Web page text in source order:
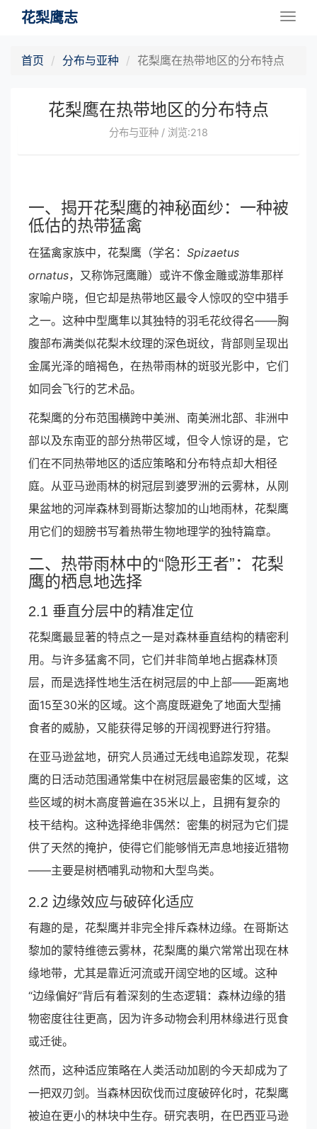
花梨鹰志
首页 分布与亚种 花梨鹰在热带地区的分布特点
花梨鹰在热带地区的分布特点
分布与亚种 / 浏览:218
一、揭开花梨鹰的神秘面纱：一种被
低估的热带猛禽
在猛禽家族中，花梨鹰（学名： Spizaetus
ornatus，又称饰冠鹰雕）或许不像金雕或游隼那样
家喻户晓，但它却是热带地区最令人惊叹的空中猎手
之一。这种中型鹰隼以其独特的羽毛花纹得名——胸
腹部布满类似花梨木纹理的深色斑纹，背部则呈现出
金属光泽的暗褐色，在热带雨林的斑驳光影中，它们
如同会飞行的艺术品。
花梨鹰的分布范围横跨中美洲、南美洲北部、非洲中
部以及东南亚的部分热带区域，但令人惊讶的是，它
们在不同热带地区的适应策略和分布特点却大相径
庭。从亚马逊雨林的树冠层到婆罗洲的云雾林，从刚
果盆地的河岸森林到哥斯达黎加的山地雨林，花梨鹰
用它们的翅膀书写着热带生物地理学的独特篇章。
二、热带雨林中的“隐形王者”：花梨
鹰的栖息地选择
2.1 垂直分层中的精准定位
花梨鹰最显著的特点之一是对森林垂直结构的精密利
用。与许多猛禽不同，它们并非简单地占据森林顶
层，而是选择性地生活在树冠层的中上部——距离地
面15至30米的区域。这个高度既避免了地面大型捕
食者的威胁，又能获得足够的开阔视野进行狩猎。
在亚马逊盆地，研究人员通过无线电追踪发现，花梨
鹰的日活动范围通常集中在树冠层最密集的区域，这
些区域的树木高度普遍在35米以上，且拥有复杂的
枝干结构。这种选择绝非偶然：密集的树冠为它们提
供了天然的掩护，使得它们能够悄无声息地接近猎物
——主要是树栖哺乳动物和大型鸟类。
2.2 边缘效应与破碎化适应
有趣的是，花梨鹰并非完全排斥森林边缘。在哥斯达
黎加的蒙特维德云雾林，花梨鹰的巢穴常常出现在林
缘地带，尤其是靠近河流或开阔空地的区域。这种
“边缘偏好”背后有着深刻的生态逻辑：森林边缘的猎
物密度往往更高，因为许多动物会利用林缘进行觅食
或迁徙。
然而，这种适应策略在人类活动加剧的今天却成为了
一把双刃剑。当森林因砍伐而过度破碎化时，花梨鹰
被迫在更小的林块中生存。研究表明，在巴西亚马逊